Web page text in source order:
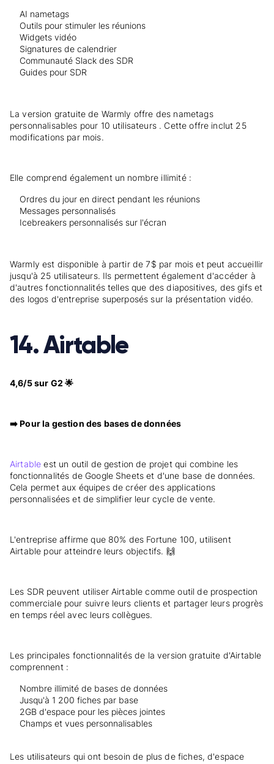
AI nametags
Outils pour stimuler les réunions
Widgets vidéo
Signatures de calendrier
Communauté Slack des SDR
Guides pour SDR
La version gratuite de Warmly offre des nametags
personnalisables pour 10 utilisateurs . Cette offre inclut 25
modifications par mois.
Elle comprend également un nombre illimité :
Ordres du jour en direct pendant les réunions
Messages personnalisés
Icebreakers personnalisés sur l'écran
Warmly est disponible à partir de 7$ par mois et peut accueillir
jusqu'à 25 utilisateurs. Ils permettent également d'accéder à
d'autres fonctionnalités telles que des diapositives, des gifs et
des logos d'entreprise superposés sur la présentation vidéo.
14. Airtable
4,6/5 sur G2 🌟
➡️ Pour la gestion des bases de données
Airtable est un outil de gestion de projet qui combine les
fonctionnalités de Google Sheets et d'une base de données.
Cela permet aux équipes de créer des applications
personnalisées et de simplifier leur cycle de vente.
L'entreprise affirme que 80% des Fortune 100, utilisent
Airtable pour atteindre leurs objectifs. 🙌
Les SDR peuvent utiliser Airtable comme outil de prospection
commerciale pour suivre leurs clients et partager leurs progrès
en temps réel avec leurs collègues.
Les principales fonctionnalités de la version gratuite d'Airtable
comprennent :
Nombre illimité de bases de données
Jusqu'à 1 200 fiches par base
2GB d'espace pour les pièces jointes
Champs et vues personnalisables
Les utilisateurs qui ont besoin de plus de fiches, d'espace